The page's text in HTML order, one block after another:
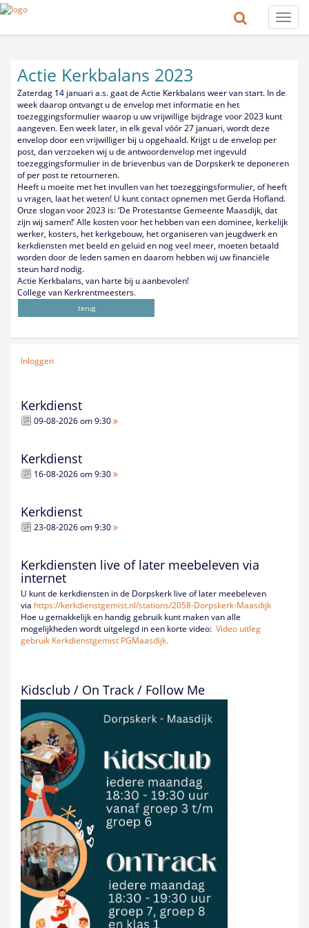
Toggle
Actie Kerkbalans 2023
Zaterdag 14 januari a.s. gaat de Actie Kerkbalans weer van start. In de
week daarop ontvangt u de envelop met informatie en het
toezeggingsformulier waarop u uw vrijwillige bijdrage voor 2023 kunt
aangeven. Een week later, in elk geval vóór 27 januari, wordt deze
envelop door een vrijwilliger bij u opgehaald. Krijgt u de envelop per
post, dan verzoeken wij u de antwoordenvelop met ingevuld
toezeggingsformulier in de brievenbus van de Dorpskerk te deponeren
of per post te retourneren.
Heeft u moeite met het invullen van het toezeggingsformulier, of heeft
u vragen, laat het weten! U kunt contact opnemen met Gerda Hofland.
Onze slogan voor 2023 is: ‘De Protestantse Gemeente Maasdijk, dat
zijn wij samen!’ Alle kosten voor het hebben van een dominee, kerkelijk
werker, kosters, het kerkgebouw, het organiseren van jeugdwerk en
kerkdiensten met beeld en geluid en nog veel meer, moeten betaald
worden door de leden samen en daarom hebben wij uw financiële
steun hard nodig.
Actie Kerkbalans, van harte bij u aanbevolen!
College van Kerkrentmeesters.
terug
Inloggen
Kerkdienst
09-08-2026 om 9:30
Kerkdienst
16-08-2026 om 9:30
Kerkdienst
23-08-2026 om 9:30
Kerkdiensten live of later meebeleven via
internet
U kunt de kerkdiensten in de Dorpskerk live of later meebeleven
via https://kerkdienstgemist.nl/stations/2058-Dorpskerk-Maasdijk
Hoe u gemakkelijk en handig gebruik kunt maken van alle
mogelijkheden wordt uitgelegd in een korte video: Video uitleg
gebruik Kerkdienstgemist PGMaasdijk.
Kidsclub / On Track / Follow Me